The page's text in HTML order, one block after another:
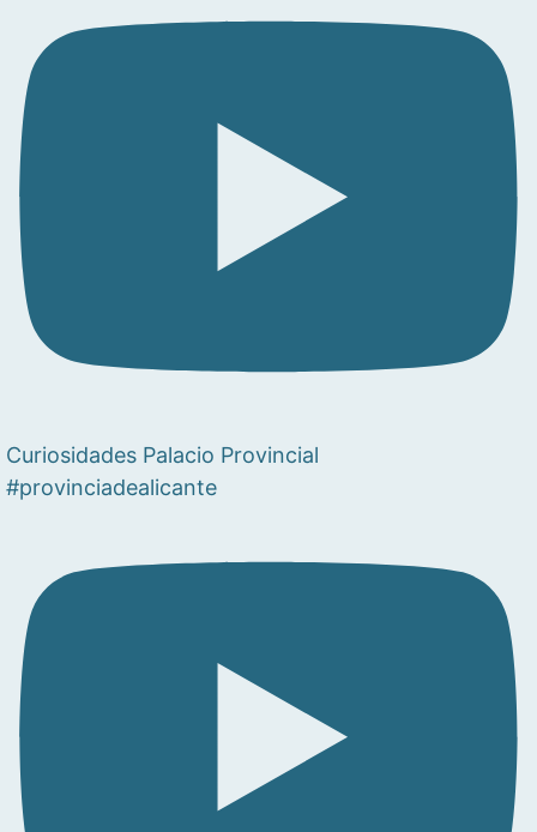
Curiosidades Palacio Provincial
#provinciadealicante